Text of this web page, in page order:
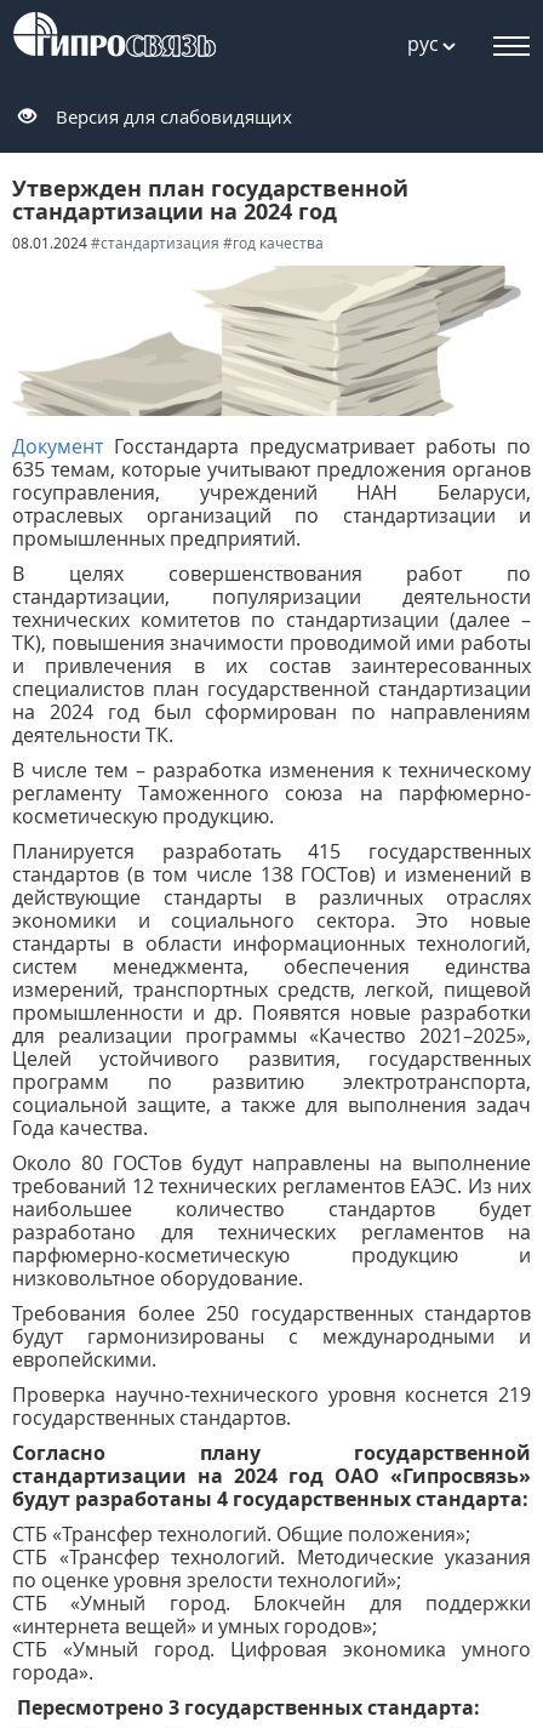
рус
Версия для слабовидящих
Утвержден план государственной
стандартизации на 2024 год
08.01.2024#стандартизация #год качества
ДокументГосстандарта предусматривает работы по
635 темам, которые учитывают предложения органов
госуправления, учреждений НАН Беларуси,
отраслевых организаций по стандартизации и
промышленных предприятий.
В целях совершенствования работ по
стандартизации, популяризации деятельности
технических комитетов по стандартизации (далее –
ТК), повышения значимости проводимой ими работы
и привлечения в их состав заинтересованных
специалистов план государственной стандартизации
на 2024 год был сформирован по направлениям
деятельности ТК.
В числе тем – разработка изменения к техническому
регламенту Таможенного союза на парфюмерно-
косметическую продукцию.
Планируется разработать 415 государственных
стандартов (в том числе 138 ГОСТов) и изменений в
действующие стандарты в различных отраслях
экономики и социального сектора. Это новые
стандарты в области информационных технологий,
систем менеджмента, обеспечения единства
измерений, транспортных средств, легкой, пищевой
промышленности и др. Появятся новые разработки
для реализации программы «Качество 2021–2025»,
Целей устойчивого развития, государственных
программ по развитию электротранспорта,
социальной защите, а также для выполнения задач
Года качества.
Около 80 ГОСТов будут направлены на выполнение
требований 12 технических регламентов ЕАЭС. Из них
наибольшее количество стандартов будет
разработано для технических регламентов на
парфюмерно-косметическую продукцию и
низковольтное оборудование.
Требования более 250 государственных стандартов
будут гармонизированы с международными и
европейскими.
Проверка научно-технического уровня коснется 219
государственных стандартов.
Согласно плану государственной
стандартизации на 2024 год ОАО «Гипросвязь»
будут разработаны 4 государственных стандарта:
СТБ «Трансфер технологий. Общие положения»;
СТБ «Трансфер технологий. Методические указания
по оценке уровня зрелости технологий»;
СТБ «Умный город. Блокчейн для поддержки
«интернета вещей» и умных городов»;
СТБ «Умный город. Цифровая экономика умного
города».
Пересмотрено 3 государственных стандарта: